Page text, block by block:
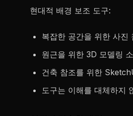
현대적 배경 보조 도구:
복잡한 공간을 위한 사진
원근을 위한 3D 모델링
건축 참조를 위한
도구는 이해를 대체하지